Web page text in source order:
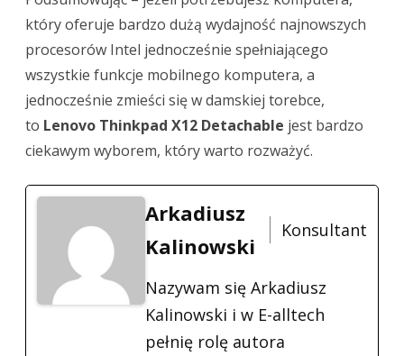
który oferuje bardzo dużą wydajność najnowszych
procesorów Intel jednocześnie spełniającego
wszystkie funkcje mobilnego komputera, a
jednocześnie zmieści się w damskiej torebce,
to Lenovo Thinkpad X12 Detachable jest bardzo
ciekawym wyborem, który warto rozważyć.
Arkadiusz
Kalinowski
Konsultant
Nazywam się Arkadiusz
Kalinowski i w E-alltech
pełnię rolę autora